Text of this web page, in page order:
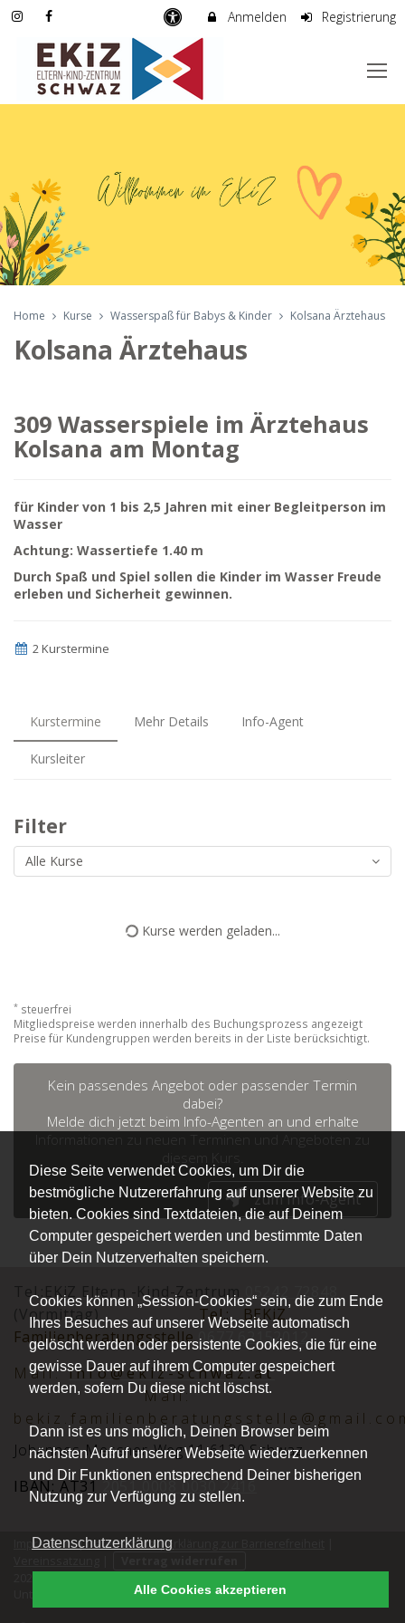
Diese Seite verwendet Cookies, um Dir die
bestmögliche Nutzererfahrung auf unserer Website zu
bieten. Cookies sind Textdateien, die auf Deinem
Computer gespeichert werden und bestimmte Daten
über Dein Nutzerverhalten speichern.
Cookies können „Session-Cookies“ sein, die zum Ende
Ihres Besuches auf unserer Webseite automatisch
gelöscht werden oder persistente Cookies, die für eine
gewisse Dauer auf ihrem Computer gespeichert
werden, sofern Du diese nicht löschst.
Dann ist es uns möglich, Deinen Browser beim
nächsten Aufruf unserer Webseite wiederzuerkennen
und Dir Funktionen entsprechend Deiner bisherigen
Nutzung zur Verfügung zu stellen.
Datenschutzerklärung
Alle Cookies akzeptieren
Anmelden Registrierung
Home Kurse Wasserspaß für Babys & Kinder Kolsana Ärztehaus
Kolsana Ärztehaus
309 Wasserspiele im Ärztehaus
Kolsana am Montag
für Kinder von 1 bis 2,5 Jahren mit einer Begleitperson im
Wasser
Achtung: Wassertiefe 1.40 m
Durch Spaß und Spiel sollen die Kinder im Wasser Freude
erleben und Sicherheit gewinnen.
2 Kurstermine
Kurstermine Mehr Details Info-Agent
Kursleiter
Filter
Alle Kurse
Kurse werden geladen...
* steuerfrei
Mitgliedspreise werden innerhalb des Buchungsprozess angezeigt
Preise für Kundengruppen werden bereits in der Liste berücksichtigt.
Kein passendes Angebot oder passender Termin
dabei?
Melde dich jetzt beim Info-Agenten an und erhalte
Informationen zu neuen Terminen und Angeboten zu
zum Info-Agent
Tel.:EKiZ Eltern -Kind-Zentrum
05242 72848
(Vormittag) Tel.:
BEKiZ
Familienberatungsstelle0677 62152012
Mail: info@ekiz-schwaz.at
Mail:
Johannes-Messner-Weg 11 6130 Schwaz
IBAN: AT312051 0008 0030 2416
Impressum|Datenschutz|Erklärung zur Barrierefreiheit
Buchungssoftware für Vereine